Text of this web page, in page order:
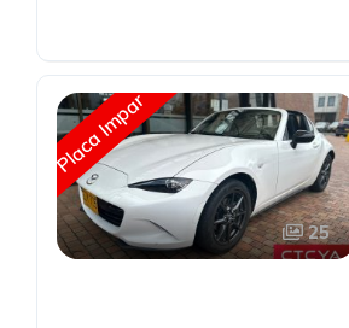
Placa Impar
25